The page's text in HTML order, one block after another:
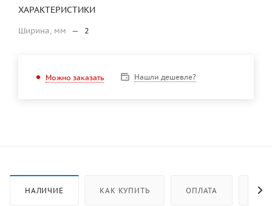
ХАРАКТЕРИСТИКИ
Ширина, мм — 2
Можно заказать Нашли дешевле?
НАЛИЧИЕ КАК КУПИТЬ ОПЛАТА